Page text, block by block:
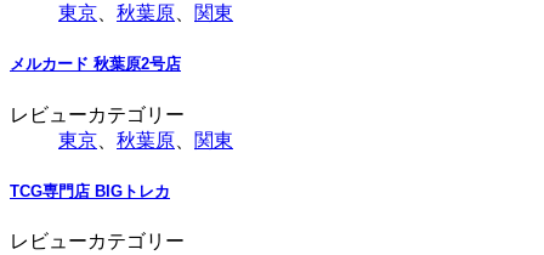
東京
秋葉原 関東
メルカード 秋葉原2号店
レビューカテゴリー
東京
秋葉原 関東
TCG専門店 BIGトレカ
レビューカテゴリー